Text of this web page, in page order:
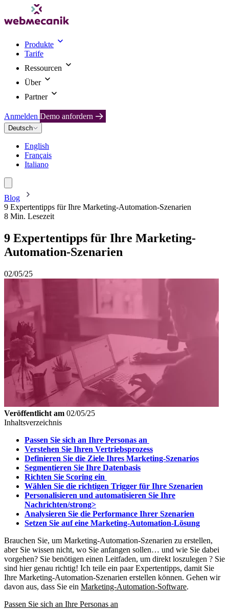
Produkte
Tarife
Ressourcen
Über
Partner
Anmelden Demo anfordern
Deutsch
English
Français
Italiano
Blog
9 Expertentipps für Ihre Marketing-Automation-Szenarien
8 Min. Lesezeit
9 Expertentipps für Ihre Marketing-
Automation-Szenarien
02/05/25
Veröffentlicht am 02/05/25
Inhaltsverzeichnis
Passen Sie sich an Ihre Personas an
Verstehen Sie Ihren Vertriebsprozess
Definieren Sie die Ziele Ihres Marketing-Szenarios
Segmentieren Sie Ihre Datenbasis
Richten Sie Scoring ein
Wählen Sie die richtigen Trigger für Ihre Szenarien
Personalisieren und automatisieren Sie Ihre
Nachrichten/strong>
Analysieren Sie die Performance Ihrer Szenarien
Setzen Sie auf eine Marketing-Automation-Lösung
Brauchen Sie, um Marketing-Automation-Szenarien zu erstellen,
aber Sie wissen nicht, wo Sie anfangen sollen… und wie Sie dabei
vorgehen? Sie benötigen einen Leitfaden, um direkt loszulegen ? Sie
sind hier genau richtig! Ich teile ein paar Expertentipps, damit Sie
Ihre Marketing-Automation-Szenarien erstellen können. Gehen wir
davon aus, dass Sie ein Marketing-Automation-Software.
Passen Sie sich an Ihre Personas an